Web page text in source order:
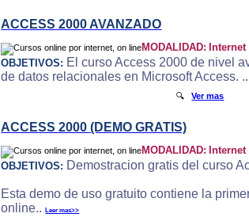
ACCESS 2000 AVANZADO
MODALIDAD: Internet
OBJETIVOS: El curso Access 2000 de nivel
de datos relacionales en Microsoft Access.
🔍Ver mas
ACCESS 2000 (DEMO GRATIS)
MODALIDAD: Internet
OBJETIVOS: Demostracion gratis del curso
Esta demo de uso gratuito contiene la
online..Leer mas>>